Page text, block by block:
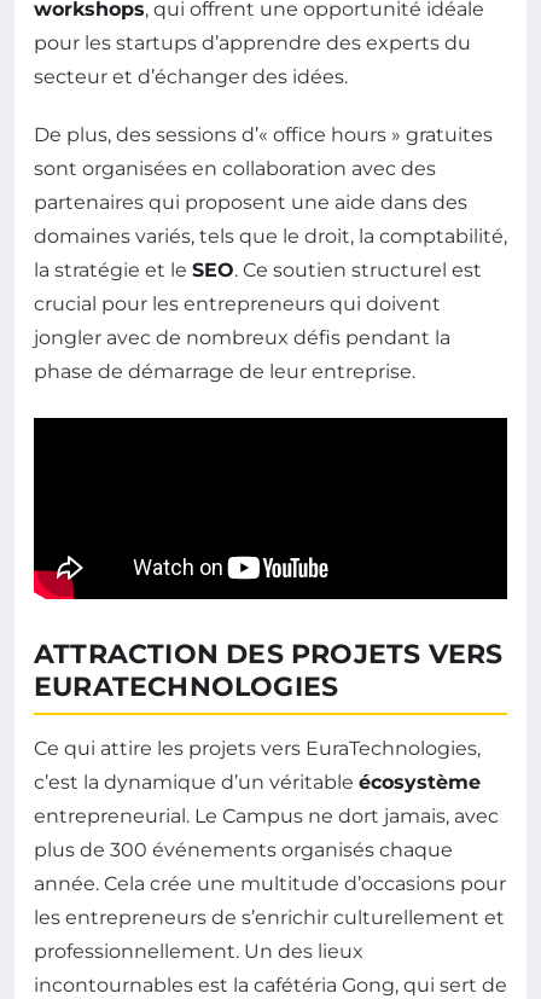
workshops, qui offrent une opportunité idéale
pour les startups d’apprendre des experts du
secteur et d’échanger des idées.
De plus, des sessions d’« office hours » gratuites
sont organisées en collaboration avec des
partenaires qui proposent une aide dans des
domaines variés, tels que le droit, la comptabilité,
la stratégie et le SEO. Ce soutien structurel est
crucial pour les entrepreneurs qui doivent
jongler avec de nombreux défis pendant la
phase de démarrage de leur entreprise.
ATTRACTION DES PROJETS VERS
EURATECHNOLOGIES
Ce qui attire les projets vers EuraTechnologies,
c’est la dynamique d’un véritable écosystème
entrepreneurial. Le Campus ne dort jamais, avec
plus de 300 événements organisés chaque
année. Cela crée une multitude d’occasions pour
les entrepreneurs de s’enrichir culturellement et
professionnellement. Un des lieux
incontournables est la cafétéria Gong, qui sert de